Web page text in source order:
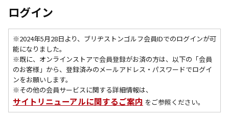
ログイン
※2024年5月28日より、ブリヂストンゴルフ会員IDでのログインが可
能になりました。
※既に、 オンラインストアで会員登録がお済の方は、以下の「会員
のお客様」から、登録済みのメールアドレス・パスワードでログイ
ンをお願いします。
※その他の会員サービスに関する詳細情報は、
サイトリニューアルに関するご案内 をご参照ください。